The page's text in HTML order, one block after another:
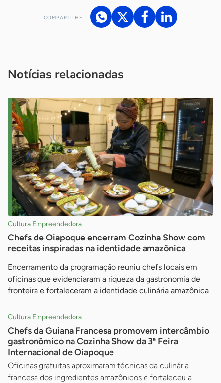
COMPARTILHE
Notícias relacionadas
Cultura Empreendedora
Chefs de Oiapoque encerram Cozinha Show com
receitas inspiradas na identidade amazônica
Encerramento da programação reuniu chefs locais em
oficinas que evidenciaram a riqueza da gastronomia de
fronteira e fortaleceram a identidade culinária amazônica
Cultura Empreendedora
Chefs da Guiana Francesa promovem intercâmbio
gastronômico na Cozinha Show da 3ª Feira
Internacional de Oiapoque
Oficinas gratuitas aproximaram técnicas da culinária
francesa dos ingredientes amazônicos e fortaleceu a